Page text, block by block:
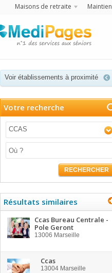
Maisons de retraite
Voir établissements à proximité
Votre recherche
CCAS
RECHERCHER
Résultats similaires
Ccas Bureau Centrale -
Pole Geront
13006 Marseille
Ccas
13004 Marseille